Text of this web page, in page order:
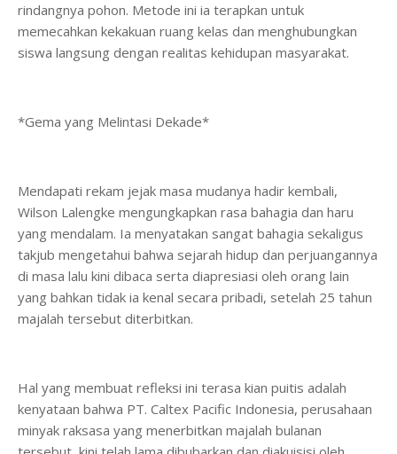
rindangnya pohon. Metode ini ia terapkan untuk
memecahkan kekakuan ruang kelas dan menghubungkan
siswa langsung dengan realitas kehidupan masyarakat.
*Gema yang Melintasi Dekade*
Mendapati rekam jejak masa mudanya hadir kembali,
Wilson Lalengke mengungkapkan rasa bahagia dan haru
yang mendalam. Ia menyatakan sangat bahagia sekaligus
takjub mengetahui bahwa sejarah hidup dan perjuangannya
di masa lalu kini dibaca serta diapresiasi oleh orang lain
yang bahkan tidak ia kenal secara pribadi, setelah 25 tahun
majalah tersebut diterbitkan.
Hal yang membuat refleksi ini terasa kian puitis adalah
kenyataan bahwa PT. Caltex Pacific Indonesia, perusahaan
minyak raksasa yang menerbitkan majalah bulanan